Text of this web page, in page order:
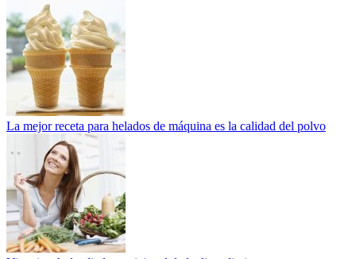
La mejor receta para helados de máquina es la calidad del polvo